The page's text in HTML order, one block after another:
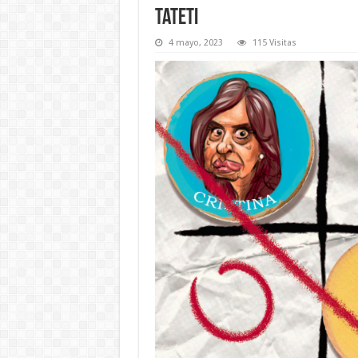
Tateti
4 mayo, 2023 115 Visitas